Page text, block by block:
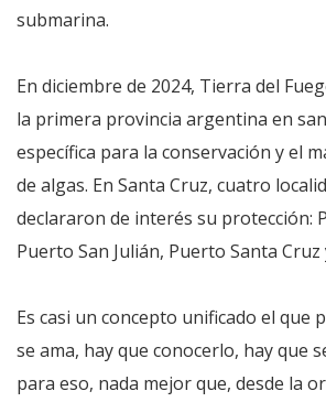
submarina.
En diciembre de 2024, Tierra del
la primera provincia argentina en
específica para la conservación y el
de algas. En Santa Cruz, cuatro
declararon de interés su protección:
Puerto San Julián, Puerto Santa Cruz
Es casi un concepto unificado el que
se ama, hay que conocerlo, hay que
para eso, nada mejor que, desde la